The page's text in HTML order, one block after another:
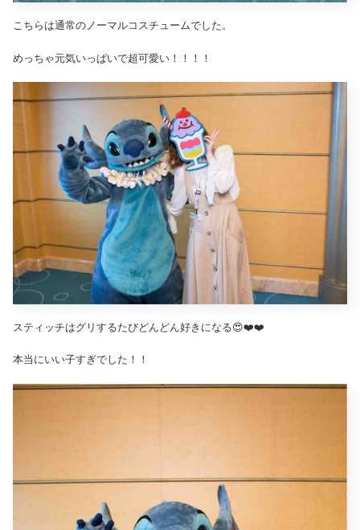
こちらは通常のノーマルコスチュームでした。
めっちゃ元気いっぱいで超可愛い！！！！
スティッチはグリするたびどんどん好きになる😍❤️❤️
本当にいい子すぎでした！！